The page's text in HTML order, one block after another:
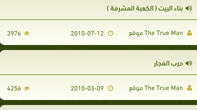
بناء البيت ( الكعبة المشرفة )
3976
حرب الفجار
4256